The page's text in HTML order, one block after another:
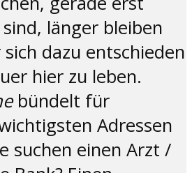
länger bleiben
dazu entschieden
hier zu leben.
bündelt für
Adressen
suchen einen Arzt /